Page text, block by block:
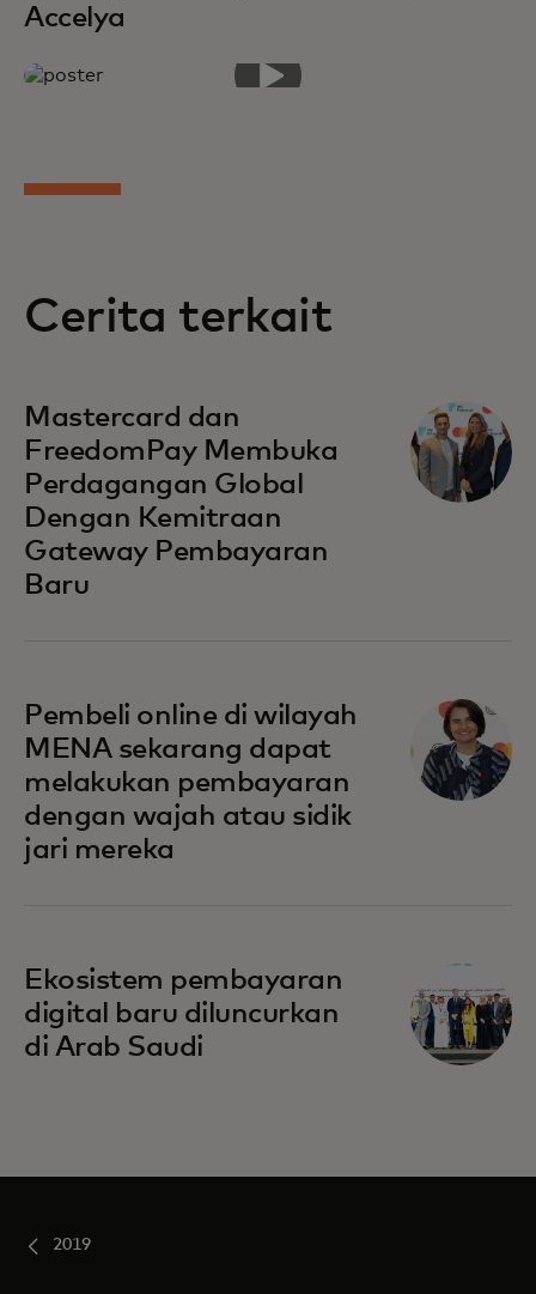
Accelya
Cerita terkait
Mastercard dan
FreedomPay Membuka
Perdagangan Global
Dengan Kemitraan
Gateway Pembayaran
Baru
Pembeli online di wilayah
MENA sekarang dapat
melakukan pembayaran
dengan wajah atau sidik
jari mereka
opens in a new tab
Ekosistem pembayaran
digital baru diluncurkan
di Arab Saudi
2019